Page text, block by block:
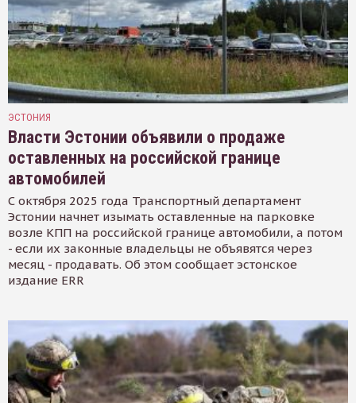
ЭСТОНИЯ
Власти Эстонии объявили о продаже
оставленных на российской границе
автомобилей
С октября 2025 года Транспортный департамент
Эстонии начнет изымать оставленные на парковке
возле КПП на российской границе автомобили, а потом
- если их законные владельцы не объявятся через
месяц - продавать. Об этом сообщает эстонское
издание ERR